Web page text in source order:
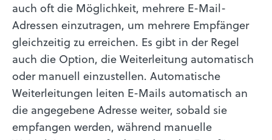
auch oft die Möglichkeit, mehrere E-Mail-
Adressen einzutragen, um mehrere Empfänger
gleichzeitig zu erreichen. Es gibt in der Regel
auch die Option, die Weiterleitung automatisch
oder manuell einzustellen. Automatische
Weiterleitungen leiten E-Mails automatisch an
die angegebene Adresse weiter, sobald sie
empfangen werden, während manuelle